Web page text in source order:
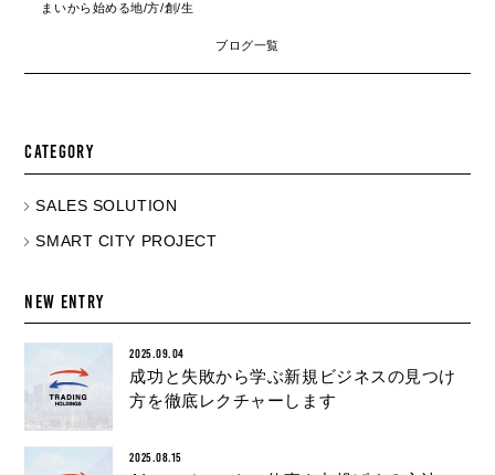
まいから始める地/方/創/生
ブログ一覧
CATEGORY
SALES SOLUTION
SMART CITY PROJECT
NEW ENTRY
2025.09.04
成功と失敗から学ぶ新規ビジネスの見つけ
方を徹底レクチャーします
2025.08.15